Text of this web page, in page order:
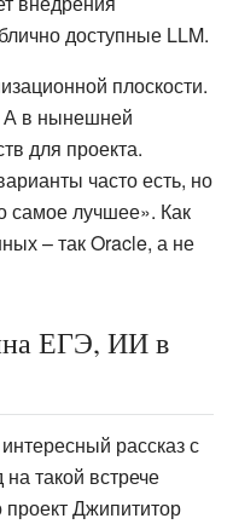
доступные LLM.
плоскости.
А в нынешней
для проекта.
часто есть, но
самое лучшее». Как
– так Oracle, а не
ЕГЭ, ИИ в
рассказ с
такой встрече
Джипититор